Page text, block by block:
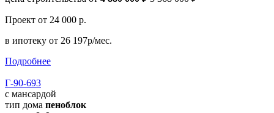
Проект от 24 000 р.
в ипотеку от 26 197р/мес.
Подробнее
Г-90-693
с мансардой
тип дома пеноблок